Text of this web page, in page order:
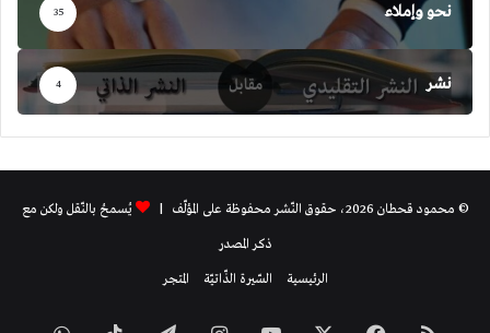
نحو وإملاء 35
نشر 4
© محمود قحطان 2026، حقوق النّشر محفوظة على المؤلّف |
يُسمحُ بالنّقل ولكن مع
ذكر المصدر
الرئيسية
السّيرة الذّاتيّة المتجر